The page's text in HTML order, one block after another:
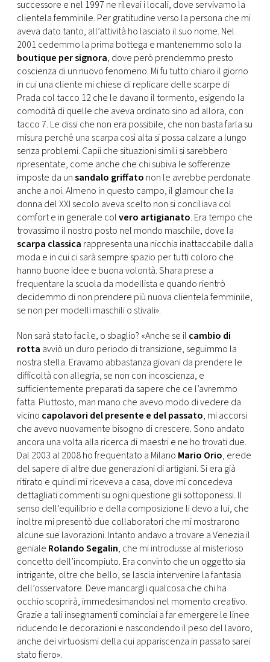
successore e nel 1997 ne rilevai i locali, dove servivamo la
clientela femminile. Per gratitudine verso la persona che mi
aveva dato tanto, all’attività ho lasciato il suo nome. Nel
2001 cedemmo la prima bottega e mantenemmo solo la
boutique per signora, dove però prendemmo presto
coscienza di un nuovo fenomeno. Mi fu tutto chiaro il giorno
in cui una cliente mi chiese di replicare delle scarpe di
Prada col tacco 12 che le davano il tormento, esigendo la
comodità di quelle che aveva ordinato sino ad allora, con
tacco 7. Le dissi che non era possibile, che non basta farla su
misura perché una scarpa così alta si possa calzare a lungo
senza problemi. Capii che situazioni simili si sarebbero
ripresentate, come anche che chi subiva le sofferenze
imposte da unsandalo griffato non le avrebbe perdonate
anche a noi. Almeno in questo campo, il glamour che la
donna del XXI secolo aveva scelto non si conciliava col
comfort e in generale colvero artigianato. Era tempo che
trovassimo il nostro posto nel mondo maschile, dove la
scarpa classica rappresenta una nicchia inattaccabile dalla
moda e in cui ci sarà sempre spazio per tutti coloro che
hanno buone idee e buona volontà. Shara prese a
frequentare la scuola da modellista e quando rientrò
decidemmo di non prendere più nuova clientela femminile,
se non per modelli maschili o stivali».
Non sarà stato facile, o sbaglio? «Anche se il cambio di
rotta avviò un duro periodo di transizione, seguimmo la
nostra stella. Eravamo abbastanza giovani da prendere le
difficoltà con allegria, se non con incoscienza, e
sufficientemente preparati da sapere che ce l’avremmo
fatta. Piuttosto, man mano che avevo modo di vedere da
vicino capolavori del presente e del passato, mi accorsi
che avevo nuovamente bisogno di crescere. Sono andato
ancora una volta alla ricerca di maestri e ne ho trovati due.
Dal 2003 al 2008 ho frequentato a Milano Mario Orio, erede
del sapere di altre due generazioni di artigiani. Si era già
ritirato e quindi mi riceveva a casa, dove mi concedeva
dettagliati commenti su ogni questione gli sottoponessi. Il
senso dell’equilibrio e della composizione li devo a lui, che
inoltre mi presentò due collaboratori che mi mostrarono
alcune sue lavorazioni. Intanto andavo a trovare a Venezia il
geniale Rolando Segalin, che mi introdusse al misterioso
concetto dell’incompiuto. Era convinto che un oggetto sia
intrigante, oltre che bello, se lascia intervenire la fantasia
dell’osservatore. Deve mancargli qualcosa che chi ha
occhio scoprirà, immedesimandosi nel momento creativo.
Grazie a tali insegnamenti cominciai a far emergere le linee
riducendo le decorazioni e nascondendo il peso del lavoro,
anche dei virtuosismi della cui appariscenza in passato sarei
stato fiero».